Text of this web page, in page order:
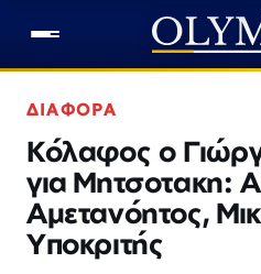
ΔΙΑΦΟΡΑ
Κόλαφος ο
για Μητσοτακη:
Αμετανόητος,
Υποκριτής